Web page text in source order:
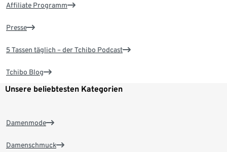
Affiliate Programm
Presse
5 Tassen täglich – der Tchibo Podcast
Tchibo Blog
Unsere beliebtesten Kategorien
Damenmode
Damenschmuck